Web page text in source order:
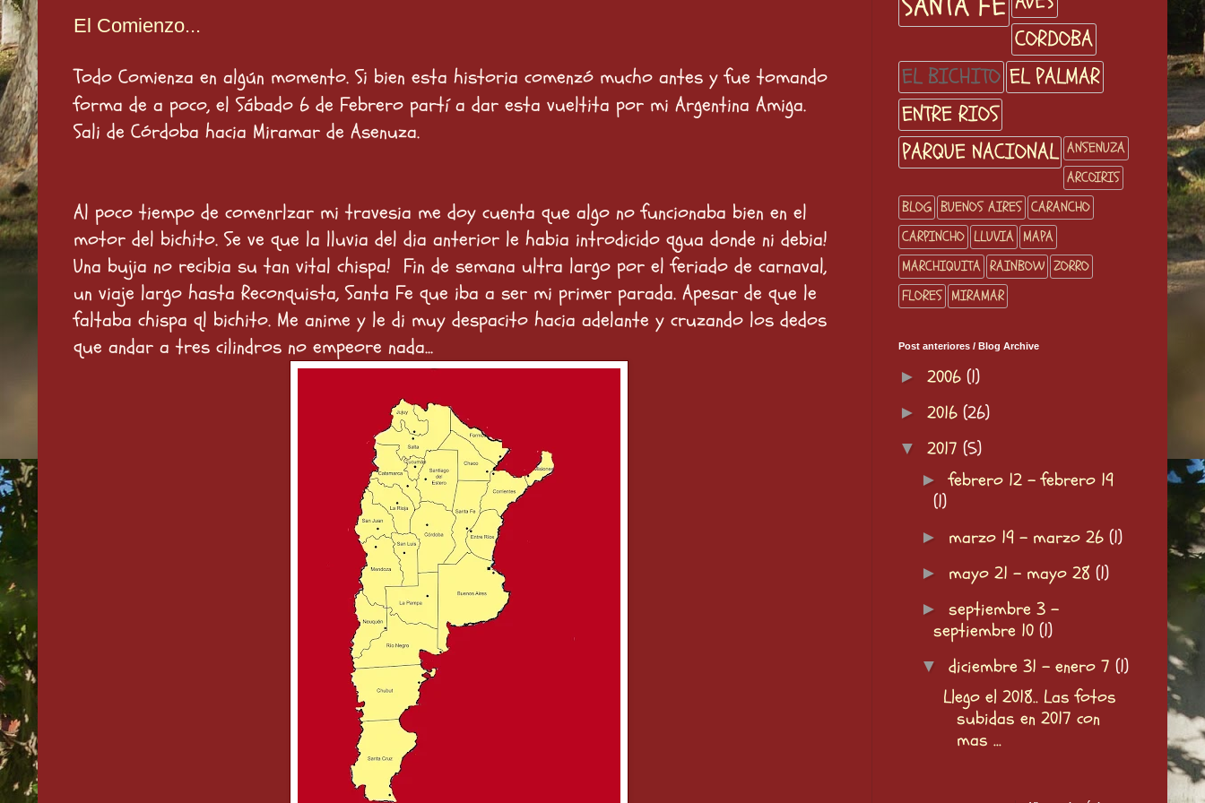
El Comienzo...
Todo Comienza en algún momento. Si bien esta historia comenzó mucho antes y fue tomando
forma de a poco, el Sábado 6 de Febrero partí a dar esta vueltita por mi Argentina Amiga.
Sali de Córdoba hacia Miramar de Asenuza.
Al poco tiempo de comenrlzar mi travesia me doy cuenta que algo no funcionaba bien en el
motor del bichito. Se ve que la lluvia del dia anterior le habia introdicido qgua donde ni debia!
Una bujia no recibia su tan vital chispa! Fin de semana ultra largo por el feriado de carnaval,
un viaje largo hasta Reconquista, Santa Fe que iba a ser mi primer parada. Apesar de que le
faltaba chispa ql bichito. Me anime y le di muy despacito hacia adelante y cruzando los dedos
que andar a tres cilindros no empeore nada...
CORDOBA
EL BICHITO EL PALMAR
ENTRE RIOS
PARQUE NACIONAL ANSENUZA
ARCOIRIS
BLOG BUENOS AIRES CARANCHO
CARPINCHO LLUVIA MAPA
MARCHIQUITA RAINBOW ZORRO
FLORES MIRAMAR
Post anteriores / Blog Archive
► 2006 (1)
► 2016 (26)
▼ 2017 (5)
►febrero 12 - febrero 19
(1)
► marzo 19 - marzo 26 (1)
► mayo 21 - mayo 28 (1)
► septiembre 3 -
septiembre 10 (1)
▼ diciembre 31 - enero 7 (1)
Llego el 2018.. Las fotos
subidas en 2017 con
mas ...